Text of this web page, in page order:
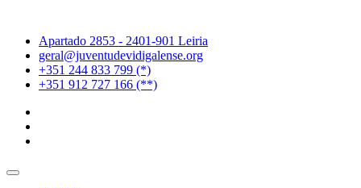
Apartado 2853 - 2401-901 Leiria
geral@juventudevidigalense.org
+351 244 833 799 (*)
+351 912 727 166 (**)